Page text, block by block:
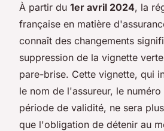
À partir du 1er avril 2024, la
française en matière
connaît des changements
suppression de la vignette
pare-brise. Cette vignette, qui
le nom de l'assureur, le
période de validité, ne sera
que l'obligation de détenir au